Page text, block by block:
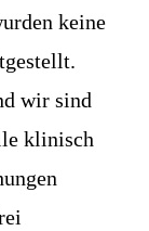
keine
wir sind
klinisch